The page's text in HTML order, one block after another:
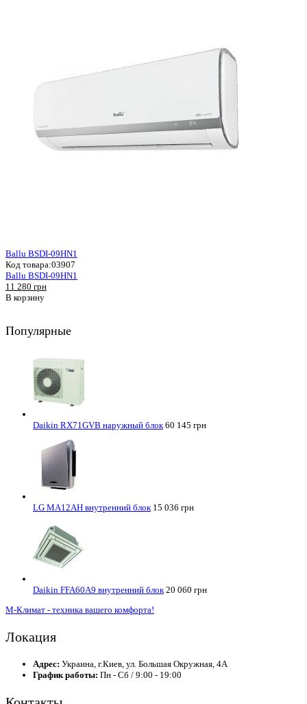
Ballu BSDI-09HN1
Код товара:03907
Ballu BSDI-09HN1
11 280 грн
В корзину
Популярные
Daikin RX71GVB наружный блок 60 145 грн
LG MA12AH внутренний блок 15 036 грн
Daikin FFA60A9 внутренний блок 20 060 грн
М-Климат - техника вашего комфорта!
Локация
Адрес: Украина, г.Киев, ул. Большая Окружная, 4А
График работы: Пн - Сб / 9:00 - 19:00